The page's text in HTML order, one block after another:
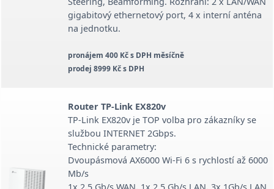
gigabitový ethernetový port, 4 x interní anténa
na jednotku.
pronájem 400 Kč s DPH měsíčně
prodej 8999 Kč s DPH
Router TP-Link EX820v
TP-Link EX820v je TOP volba pro zákazníky se
službou INTERNET 2Gbps.
Technické parametry:
Dvoupásmová AX6000 Wi-Fi 6 s rychlostí až 6000
Mb/s